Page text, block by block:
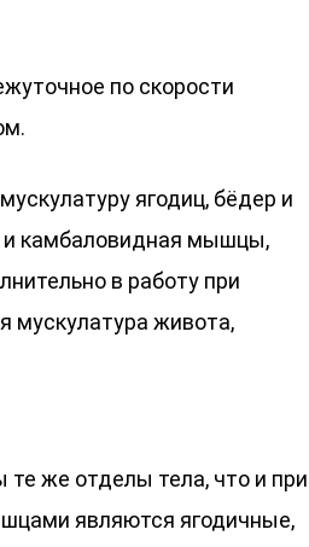
по скорости
ягодиц, бёдер и
и камбаловидная мышцы,
в работу при
мускулатура живота,
те же отделы тела, что и при
являются ягодичные,